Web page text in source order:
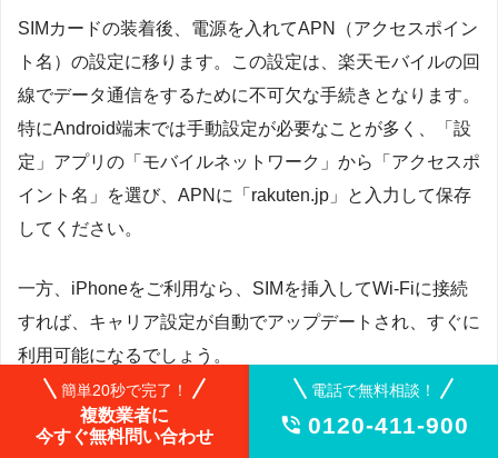
SIMカードの装着後、電源を入れてAPN（アクセスポイン
ト名）の設定に移ります。この設定は、楽天モバイルの回
線でデータ通信をするために不可欠な手続きとなります。
特にAndroid端末では手動設定が必要なことが多く、「設
定」アプリの「モバイルネットワーク」から「アクセスポ
イント名」を選び、APNに「rakuten.jp」と入力して保存
してください。
一方、iPhoneをご利用なら、SIMを挿入してWi-Fiに接続
すれば、キャリア設定が自動でアップデートされ、すぐに
利用可能になるでしょう。
簡単20秒で完了！
複数業者に
今すぐ無料問い合わせ
電話で無料相談！
 0120-411-900